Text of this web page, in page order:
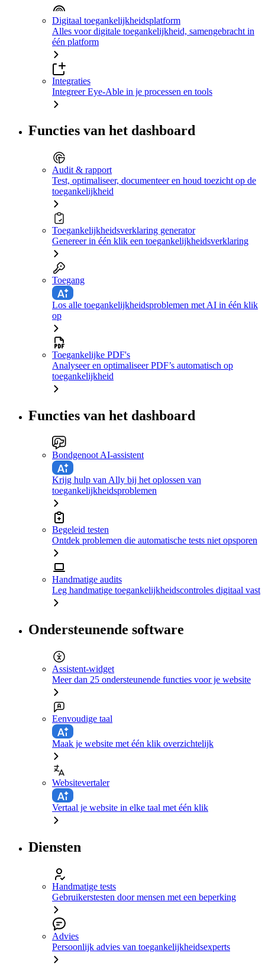
Digitaal toegankelijkheidsplatform
Alles voor digitale toegankelijkheid, samengebracht in
één platform
Integraties
Integreer Eye-Able in je processen en tools
Functies van het dashboard
Audit & rapport
Test, optimaliseer, documenteer en houd toezicht op de
toegankelijkheid
Toegankelijkheidsverklaring generator
Genereer in één klik een toegankelijkheidsverklaring
Toegang
Los alle toegankelijkheidsproblemen met AI in één klik
op
Toegankelijke PDF's
Analyseer en optimaliseer PDF’s automatisch op
toegankelijkheid
Functies van het dashboard
Bondgenoot AI-assistent
Krijg hulp van Ally bij het oplossen van
toegankelijkheidsproblemen
Begeleid testen
Ontdek problemen die automatische tests niet opsporen
Handmatige audits
Leg handmatige toegankelijkheidscontroles digitaal vast
Ondersteunende software
Assistent-widget
Meer dan 25 ondersteunende functies voor je website
Eenvoudige taal
Maak je website met één klik overzichtelijk
Websitevertaler
Vertaal je website in elke taal met één klik
Diensten
Handmatige tests
Gebruikerstesten door mensen met een beperking
Advies
Persoonlijk advies van toegankelijkheidsexperts